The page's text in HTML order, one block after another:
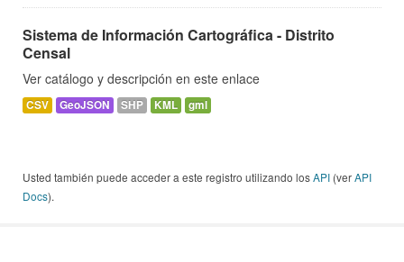
Sistema de Información Cartográfica - Distrito
Censal
Ver catálogo y descripción en este enlace
CSV GeoJSON SHP KML gml
Usted también puede acceder a este registro utilizando losAPI (verAPI
Docs).